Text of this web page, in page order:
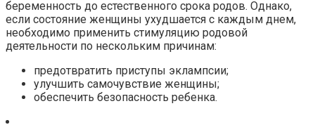
беременность до естественного срока родов. Однако,
если состояние женщины ухудшается с каждым днем,
необходимо применить стимуляцию родовой
деятельности по нескольким причинам:
предотвратить приступы эклампсии;
улучшить самочувствие женщины;
обеспечить безопасность ребенка.